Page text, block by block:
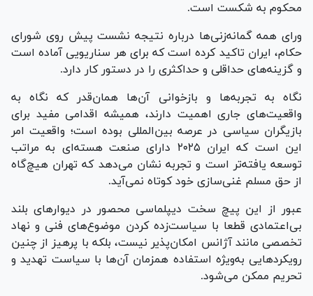
محکوم به شکست است.
ورای همه گمانه‌زنی‌ها درباره نتیجه نشست پیش روی شورای
حکام، ایران تاکید کرده است که برای هر سناریویی آماده است
و گزینه‌های حداقلی و حداکثری را در دستور کار دارد.
نگاه به تجربه‌ها و بازخوانی آن‌ها همان‌قدر که نگاه به
واقعیت‌های جاری اهمیت دارند، همیشه اقدامی مفید برای
بازیگران سیاسی در عرصه بین‌المللی بوده است؛ واقعیت امر
این است که ایران ۲۰۲۵ دارای صنعت هسته‌ای به مراتب
توسعه یافته‌تر است و تجربه نشان می‌دهد که تهران هیچ‌گاه
از حق مسلم غنی‌سازی خود کوتاه نمی‌آید.
عبور از این پیچ سخت دیپلماسی محصور در دیوار‌های بلند
بی‌اعتمادی قطعا با سیاست‌زده کردن موضوع‌های فنی و نهاد
تخصصی مانند آژانس امکان‌پذیر نیست، بلکه با پرهیز از چنین
رویکرد‌هایی به‌ویژه استفاده همزمان آن‌ها با سیاست تهدید و
تحریم ممکن می‌شود.